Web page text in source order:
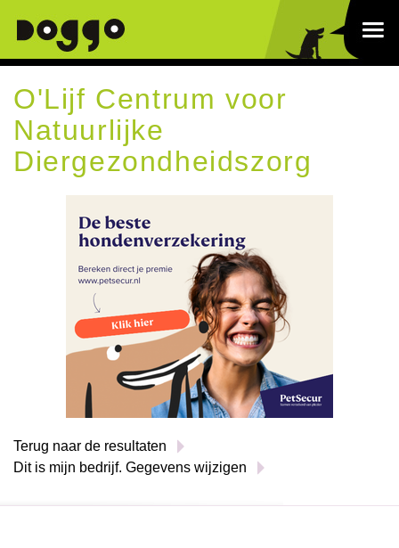
O'Lijf Centrum voor
Natuurlijke
Diergezondheidszorg
Terug naar de resultaten
Dit is mijn bedrijf. Gegevens wijzigen